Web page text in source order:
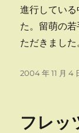
進行してい
た。留萌の
ただきました
投
2004 年 11 月 4
フレッ